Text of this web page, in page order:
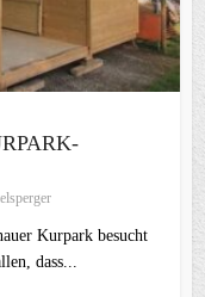
Kurpark besucht
dass...